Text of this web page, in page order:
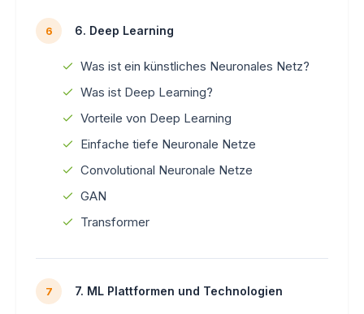
6 6. Deep Learning
Was ist ein künstliches Neuronales Netz?
Was ist Deep Learning?
Vorteile von Deep Learning
Einfache tiefe Neuronale Netze
Convolutional Neuronale Netze
GAN
Transformer
7 7. ML Plattformen und Technologien